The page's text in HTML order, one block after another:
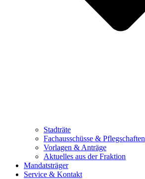
Stadträte
Fachausschüsse & Pflegschaften
Vorlagen & Anträge
Aktuelles aus der Fraktion
Mandatsträger
Service & Kontakt